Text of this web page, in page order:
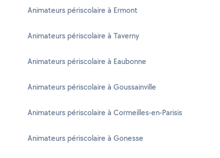
Animateurs périscolaire à Ermont
Animateurs périscolaire à Taverny
Animateurs périscolaire à Eaubonne
Animateurs périscolaire à Goussainville
Animateurs périscolaire à Cormeilles-en-Parisis
Animateurs périscolaire à Gonesse